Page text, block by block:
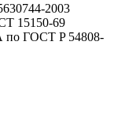
2003
15150-69
по ГОСТ P 54808-